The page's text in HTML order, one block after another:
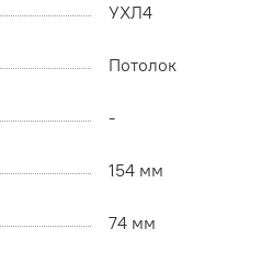
УХЛ4
Потолок
-
154 мм
74 мм